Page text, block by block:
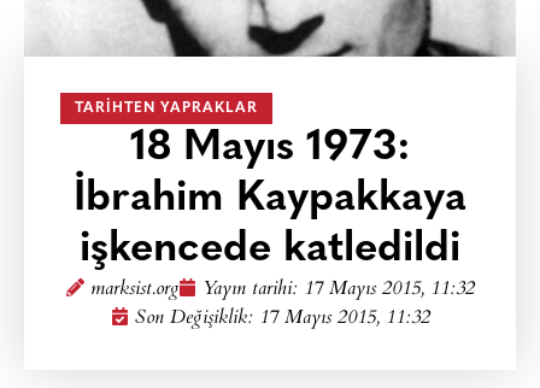
TARIHTEN YAPRAKLAR
18 Mayıs 1973:
İbrahim Kaypakkaya
işkencede katledildi
marksist.org Yayın tarihi: 17 Mayıs 2015, 11:32
Son Değişiklik: 17 Mayıs 2015, 11:32